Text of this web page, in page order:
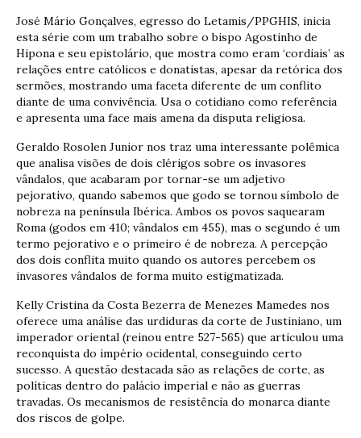
José Mário Gonçalves, egresso do Letamis/PPGHIS, inicia
esta série com um trabalho sobre o bispo Agostinho de
Hipona e seu epistolário, que mostra como eram ‘cordiais’ as
relações entre católicos e donatistas, apesar da retórica dos
sermões, mostrando uma faceta diferente de um conflito
diante de uma convivência. Usa o cotidiano como referência
e apresenta uma face mais amena da disputa religiosa.
Geraldo Rosolen Junior nos traz uma interessante polêmica
que analisa visões de dois clérigos sobre os invasores
vândalos, que acabaram por tornar-se um adjetivo
pejorativo, quando sabemos que godo se tornou símbolo de
nobreza na península Ibérica. Ambos os povos saquearam
Roma (godos em 410; vândalos em 455), mas o segundo é um
termo pejorativo e o primeiro é de nobreza. A percepção
dos dois conflita muito quando os autores percebem os
invasores vândalos de forma muito estigmatizada.
Kelly Cristina da Costa Bezerra de Menezes Mamedes nos
oferece uma análise das urdiduras da corte de Justiniano, um
imperador oriental (reinou entre 527-565) que articulou uma
reconquista do império ocidental, conseguindo certo
sucesso. A questão destacada são as relações de corte, as
políticas dentro do palácio imperial e não as guerras
travadas. Os mecanismos de resistência do monarca diante
dos riscos de golpe.